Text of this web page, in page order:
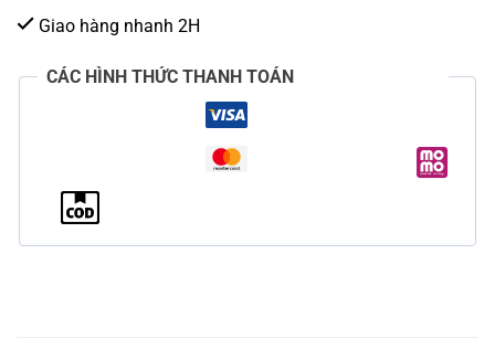
Giao hàng nhanh 2H
CÁC HÌNH THỨC THANH TOÁN